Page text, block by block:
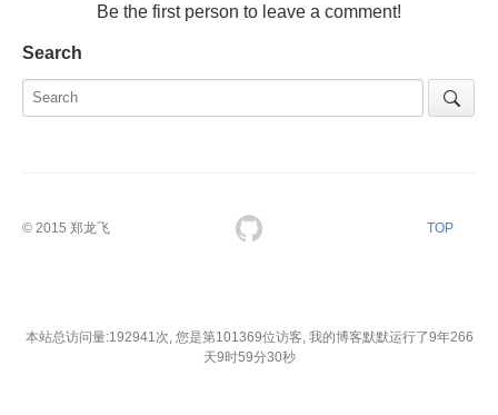
Be the first person to leave a comment!
Search
© 2015 郑龙飞 TOP
本站总访问量:192941次, 您是第101369位访客, 我的博客默默运行了9年266
天9时59分31秒